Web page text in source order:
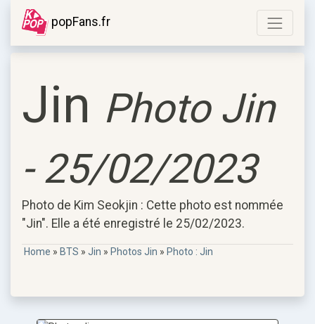
popFans.fr
Jin Photo Jin
- 25/02/2023
Photo de Kim Seokjin : Cette photo est nommée
"Jin". Elle a été enregistré le 25/02/2023.
Home » BTS » Jin » Photos Jin » Photo : Jin